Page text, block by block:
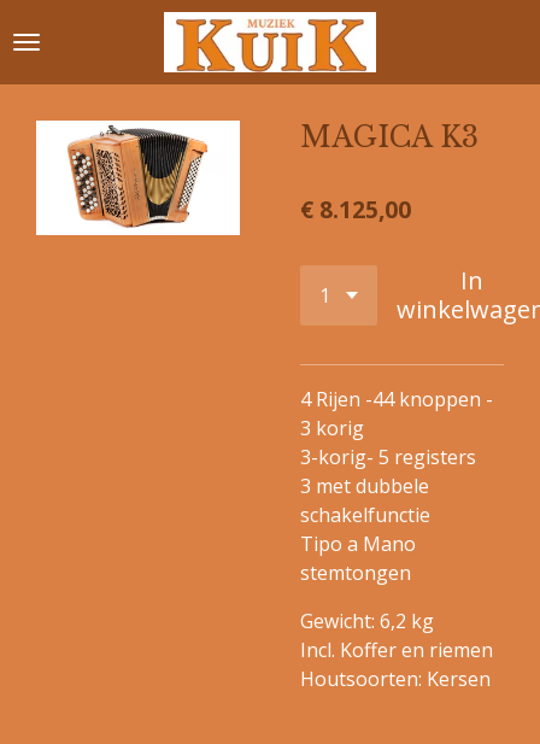
direct
naar
hoofdinhoud
MAGICA K3
€ 8.125,00
In
4 Rijen -44 knoppen -
3 korig
3-korig- 5 registers
3 met dubbele
schakelfunctie
Tipo a Mano
stemtongen
Gewicht: 6,2 kg
Incl. Koffer en riemen
Houtsoorten: Kersen